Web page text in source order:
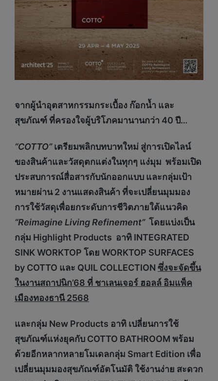
จากผู้นำอุตสาหกรรมกระเบื้อง ก๊อกน้ำ และ
สุขภัณฑ์ ที่ครองใจผู้บริโภคมานานกว่า 40 ปี…
“COTTO”เตรียมพลิกบทบาทใหม่ สู่การเปิดไลน์
ของสินค้าและวัสดุตกแต่งในทุกๆ แง่มุม พร้อมเปิด
ประสบการณ์สื่อสารกับนักออกแบบ และกลุ่มเป้า
หมายผ่าน2 งานแสดงสินค้า ที่จะเปลี่ยนมุมมอง
การใช้วัสดุเพื่อยกระดับการชีวิตภายใต้แนวคิด
“Reimagine Living Refinement” โดยแบ่งเป็น
กลุ่ม Highlight Products อาทิ INTEGRATED
SINK WORKTOP โดย WORKTOP SURFACES
by COTTO และ QUIL COLLECTION ซึ่งจะจัดขึ้น
ในงานสถาปนิก’68 ที่ ชาเลนเจอร์ ฮอลล์ อิมแพ็ค
เมืองทองธานี 2568
และกลุ่ม New Products อาทิ เปลี่ยนการใช้
สุขภัณฑ์แห่งยุคกับ COTTO BATHROOM พร้อม
ด้วยอีกหลากหลายโมเดลกลุ่ม Smart Edition เพื่อ
เปลี่ยนมุมมองสุขภัณฑ์อัตโนมัติ ใช้งานง่าย สะดวก